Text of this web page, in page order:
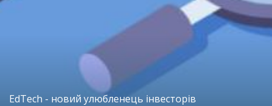
EdTech - новий улюбленець інвесторів